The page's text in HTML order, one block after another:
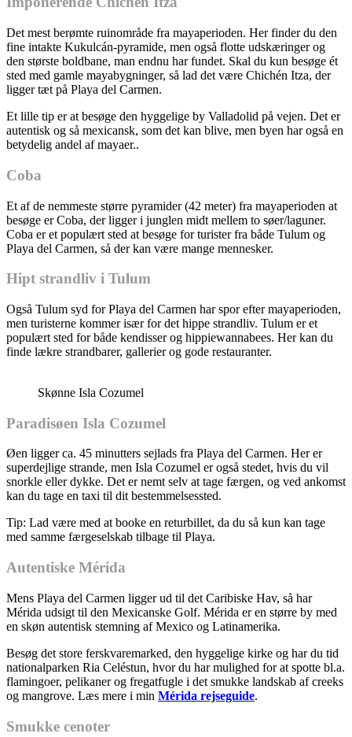
Det mest berømte ruinområde fra mayaperioden. Her finder du den
fine intakte Kukulcán-pyramide, men også flotte udskæringer og
den største boldbane, man endnu har fundet. Skal du kun besøge ét
sted med gamle mayabygninger, så lad det være Chichén Itza, der
ligger tæt på Playa del Carmen.
Et lille tip er at besøge den hyggelige by Valladolid på vejen. Det er
autentisk og så mexicansk, som det kan blive, men byen har også en
betydelig andel af mayaer..
Coba
Et af de nemmeste større pyramider (42 meter) fra mayaperioden at
besøge er Coba, der ligger i junglen midt mellem to søer/laguner.
Coba er et populært sted at besøge for turister fra både Tulum og
Playa del Carmen, så der kan være mange mennesker.
Hipt strandliv i Tulum
Også Tulum syd for Playa del Carmen har spor efter mayaperioden,
men turisterne kommer især for det hippe strandliv. Tulum er et
populært sted for både kendisser og hippiewannabees. Her kan du
finde lækre strandbarer, gallerier og gode restauranter.
Skønne Isla Cozumel
Paradisøen Isla Cozumel
Øen ligger ca. 45 minutters sejlads fra Playa del Carmen. Her er
superdejlige strande, men Isla Cozumel er også stedet, hvis du vil
snorkle eller dykke. Det er nemt selv at tage færgen, og ved ankomst
kan du tage en taxi til dit bestemmelsessted.
Tip: Lad være med at booke en returbillet, da du så kun kan tage
med samme færgeselskab tilbage til Playa.
Autentiske Mérida
Mens Playa del Carmen ligger ud til det Caribiske Hav, så har
Mérida udsigt til den Mexicanske Golf. Mérida er en større by med
en skøn autentisk stemning af Mexico og Latinamerika.
Besøg det store ferskvaremarked, den hyggelige kirke og har du tid
nationalparken Ria Celéstun, hvor du har mulighed for at spotte bl.a.
flamingoer, pelikaner og fregatfugle i det smukke landskab af creeks
og mangrove. Læs mere i min Mérida rejseguide.
Smukke cenoter